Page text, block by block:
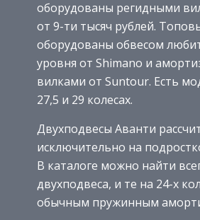
оборудованы регидными
от 9-ти тысяч рублей.
оборудованы обвесом
уровня от Shimano и
вилками от Suntour. Есть
27,5 и 29 колесах.
Двухподвесы Аванти
исключительно на
В каталоге можно найти
двухподвеса, и те на 24-х
обычным пружинным